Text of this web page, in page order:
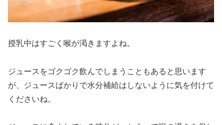
授乳中はすごく喉が渇きますよね。
ジュースをゴクゴク飲んでしまうこともあると思います
が、ジュースばかりで水分補給はしないように気を付けて
くださいね。